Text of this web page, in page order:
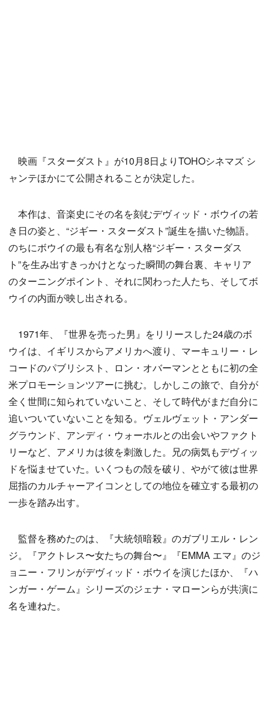
映画『スターダスト』が10月8日よりTOHOシネマズ シ
ャンテほかにて公開されることが決定した。
本作は、音楽史にその名を刻むデヴィッド・ボウイの若
き日の姿と、“ジギー・スターダスト”誕生を描いた物語。
のちにボウイの最も有名な別人格“ジギー・スターダス
ト”を生み出すきっかけとなった瞬間の舞台裏、キャリア
のターニングポイント、それに関わった人たち、そしてボ
ウイの内面が映し出される。
1971年、『世界を売った男』をリリースした24歳のボ
ウイは、イギリスからアメリカへ渡り、マーキュリー・レ
コードのパブリシスト、ロン・オバーマンとともに初の全
米プロモーションツアーに挑む。しかしこの旅で、自分が
全く世間に知られていないこと、そして時代がまだ自分に
追いついていないことを知る。ヴェルヴェット・アンダー
グラウンド、アンディ・ウォーホルとの出会いやファクト
リーなど、アメリカは彼を刺激した。兄の病気もデヴィッ
ドを悩ませていた。いくつもの殻を破り、やがて彼は世界
屈指のカルチャーアイコンとしての地位を確立する最初の
一歩を踏み出す。
監督を務めたのは、『大統領暗殺』のガブリエル・レン
ジ。『アクトレス〜女たちの舞台〜』『EMMA エマ』のジ
ョニー・フリンがデヴィッド・ボウイを演じたほか、『ハ
ンガー・ゲーム』シリーズのジェナ・マローンらが共演に
名を連ねた。